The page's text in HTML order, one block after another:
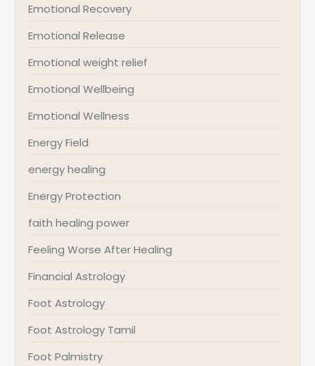
Emotional Recovery
Emotional Release
Emotional weight relief
Emotional Wellbeing
Emotional Wellness
Energy Field
energy healing
Energy Protection
faith healing power
Feeling Worse After Healing
Financial Astrology
Foot Astrology
Foot Astrology Tamil
Foot Palmistry